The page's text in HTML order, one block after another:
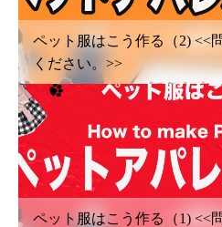
ペット服はこう作る（2) <<
ください。>>
ペット服はこう作る（1) <<